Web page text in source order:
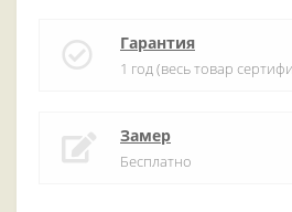
Гарантия
1 год (весь товар
Замер
Бесплатно